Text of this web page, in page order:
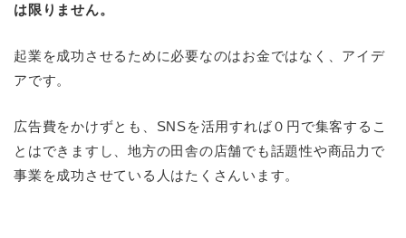
は限りません。
起業を成功させるために必要なのはお金ではなく、アイデ
アです。
広告費をかけずとも、SNSを活用すれば０円で集客するこ
とはできますし、地方の田舎の店舗でも話題性や商品力で
事業を成功させている人はたくさんいます。